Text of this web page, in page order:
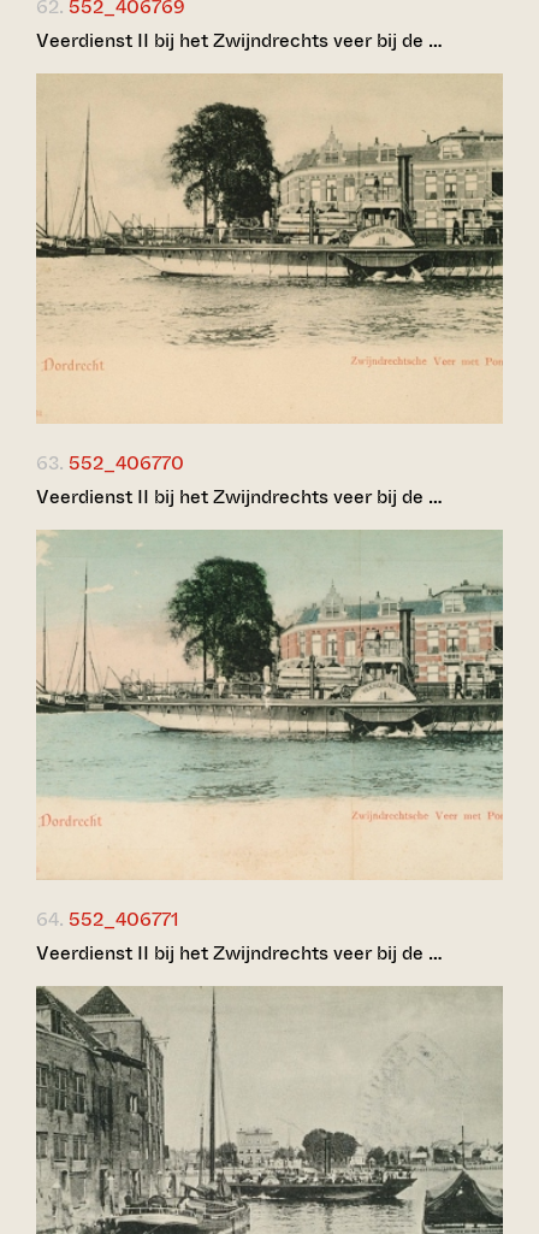
62. 552_406769
Veerdienst II bij het Zwijndrechts veer bij de …
63. 552_406770
Veerdienst II bij het Zwijndrechts veer bij de …
64. 552_406771
Veerdienst II bij het Zwijndrechts veer bij de …